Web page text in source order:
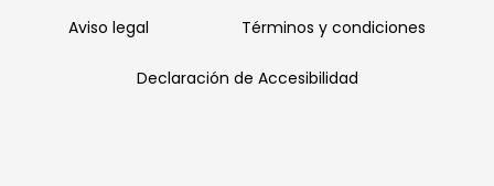
Aviso legal Términos y condiciones
Declaración de Accesibilidad